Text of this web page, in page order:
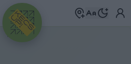
HIRDETÉS